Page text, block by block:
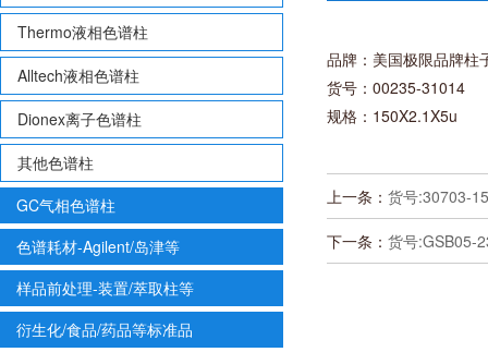
Thermo液相色谱柱
Alltech液相色谱柱
Dionex离子色谱柱
其他色谱柱
GC气相色谱柱
色谱耗材-Agilent/岛津等
样品前处理-装置/萃取柱等
衍生化/食品/药品等标准品
品牌：美国极限品牌柱
货号：00235-31014
规格：150X2.1X5u
上一条： 货号:30703-
下一条： 货号:GSB05-